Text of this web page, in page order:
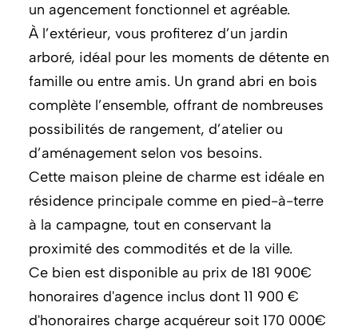
un agencement fonctionnel et agréable.
À l’extérieur, vous profiterez d’un jardin
arboré, idéal pour les moments de détente en
famille ou entre amis. Un grand abri en bois
complète l’ensemble, offrant de nombreuses
possibilités de rangement, d’atelier ou
d’aménagement selon vos besoins.
Cette maison pleine de charme est idéale en
résidence principale comme en pied-à-terre
à la campagne, tout en conservant la
proximité des commodités et de la ville.
Ce bien est disponible au prix de 181 900€
honoraires d'agence inclus dont 11 900 €
d'honoraires charge acquéreur soit 170 000€